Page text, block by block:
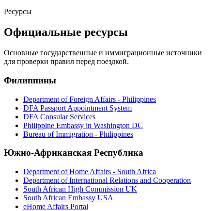
Ресурсы
Официальные ресурсы
Основные государственные и иммиграционные источники
для проверки правил перед поездкой.
Филиппины
Department of Foreign Affairs - Philippines
DFA Passport Appointment System
DFA Consular Services
Philippine Embassy in Washington DC
Bureau of Immigration - Philippines
Южно-Африканская Республика
Department of Home Affairs - South Africa
Department of International Relations and Cooperation
South African High Commission UK
South African Embassy USA
eHome Affairs Portal